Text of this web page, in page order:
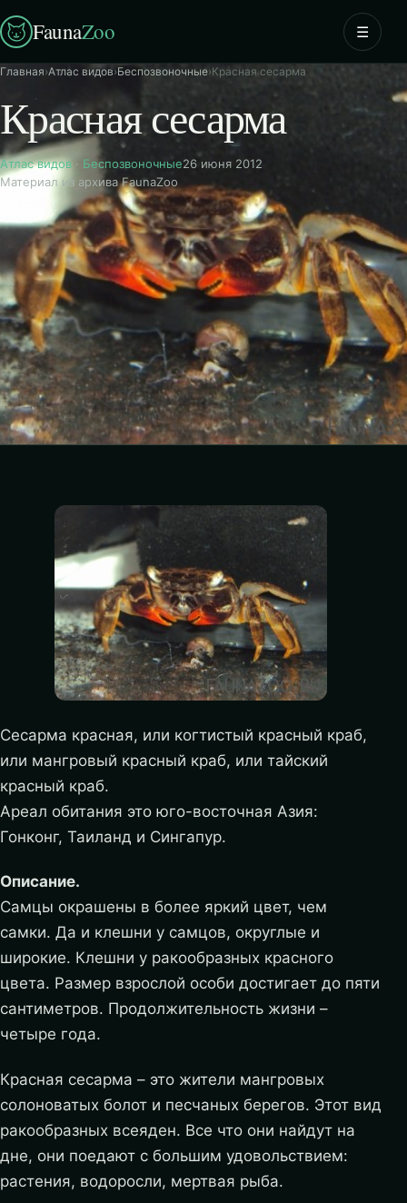
FaunaZoo ☰
Главная›Атлас видов›Беспозвоночные›Красная сесарма
Красная сесарма
Атлас видов · Беспозвоночные26 июня 2012
Материал из архива FaunaZoo
Сесарма красная, или когтистый красный краб,
или мангровый красный краб, или тайский
красный краб.
Ареал обитания это юго-восточная Азия:
Гонконг, Таиланд и Сингапур.
Описание.
Самцы окрашены в более яркий цвет, чем
самки. Да и клешни у самцов, округлые и
широкие. Клешни у ракообразных красного
цвета. Размер взрослой особи достигает до пяти
сантиметров. Продолжительность жизни –
четыре года.
Красная сесарма – это жители мангровых
солоноватых болот и песчаных берегов. Этот вид
ракообразных всеяден. Все что они найдут на
дне, они поедают с большим удовольствием:
растения, водоросли, мертвая рыба.